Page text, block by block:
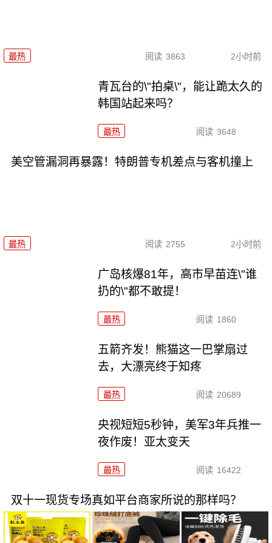
最热 阅读 3863 2小时前
青瓦台的\"拍桌\"，能让跪太久的
韩国站起来吗？
最热 阅读 3648
美空管漏洞再暴露！特朗普专机差点与客机撞上
最热 阅读 2755 2小时前
广岛核爆81年，高市早苗连\"谁
扔的\"都不敢提！
最热 阅读 1860
五箭齐发！熊猫这一巴掌扇过
去，大漂亮终于知疼
最热 阅读 20689
央视短短5秒钟，美军3年兵推一
夜作废！亚太变天
最热 阅读 16422
双十一现货专场真如平台商家所说的那样吗？